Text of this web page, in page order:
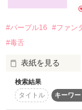
♡ 若葉 しおりさ
♡ あんみつ姫♡さ
「日向も道連れ
「どうした、逃げ
沸点低めのもは
沖田　総司
※大幅誤字・脱字
#パープル16 #ファン
#毒舌
表紙を見る
＜華月京シリーズ
検索結果
タイトル
キーワー